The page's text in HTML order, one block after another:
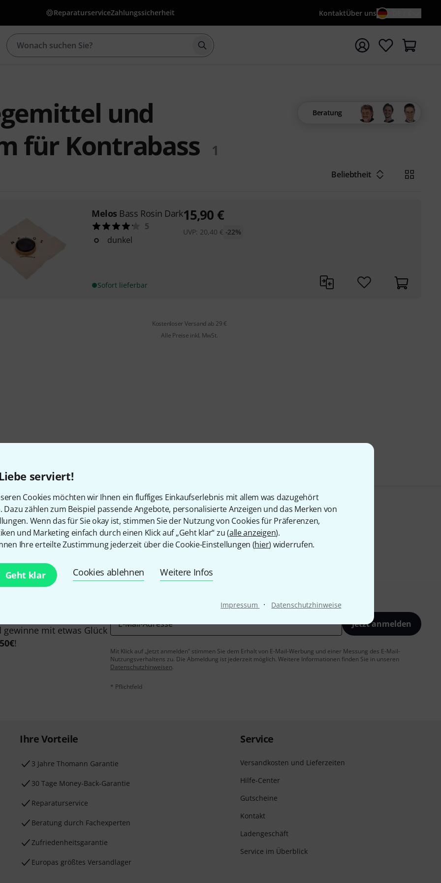
serviert!
Cookies möchten wir Ihnen ein fluffiges Einkaufserlebnis mit allem was dazugehört
Dazu zählen zum Beispiel passende Angebote, personalisierte Anzeigen und das Merken von
Wenn das für Sie okay ist, stimmen Sie der Nutzung von Cookies für Präferenzen,
und Marketing einfach durch einen Klick auf „Geht klar“ zu (alle anzeigen).
Ihre erteilte Zustimmung jederzeit über die Cookie-Einstellungen (hier) widerrufen.
Geht klar Cookies ablehnen Weitere Infos
Impressum · Datenschutzhinweise
ReparaturserviceZahlungssicherheit KontaktÜber uns
Suche mit Suchwort {searchTerm} starten
und
für Kontrabass
1
Beratung
Beliebtheit
Melos Bass Rosin Dark
5
dunkel
Sofort lieferbar
15,90 €
UVP: 20,40 € -22%
Kostenloser Versand ab 29 €
Alle Preise inkl. MwSt.
Gefällt Ihnen, was Sie sehen?
Teilen Hilfe & Feedback
mit etwas Glück
50€!
E-Mail-Adresse* Jetzt anmelden
Mit Klick auf „Jetzt anmelden“ stimmen Sie dem Erhalt von E-Mail-Werbung und einer Messung des E-Mail-
Nutzungsverhaltens zu. Die Abmeldung ist jederzeit möglich. Weitere Informationen finden Sie in unseren
Datenschutzhinweisen.
* Pflichtfeld
Ihre Vorteile
3 Jahre Thomann Garantie
30 Tage Money-Back-Garantie
Reparaturservice
Beratung durch Fachexperten
Zufriedenheitsgarantie
Europas größtes Versandlager
Service
Versandkosten und Lieferzeiten
Hilfe-Center
Gutscheine
Kontakt
Ladengeschäft
Service im Überblick